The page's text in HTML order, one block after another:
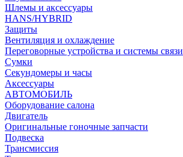
Шлемы и аксессуары
HANS/HYBRID
Защиты
Вентиляция и охлаждение
Переговорные устройства и системы связи
Сумки
Секундомеры и часы
Аксессуары
АВТОМОБИЛЬ
Оборудование салона
Двигатель
Оригинальные гоночные запчасти
Подвеска
Трансмиссия